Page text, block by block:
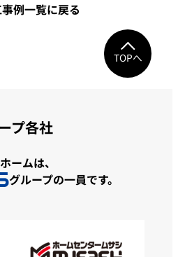
例一覧に戻る
TOPへ
プ各社
ームは、
グループの一員です。